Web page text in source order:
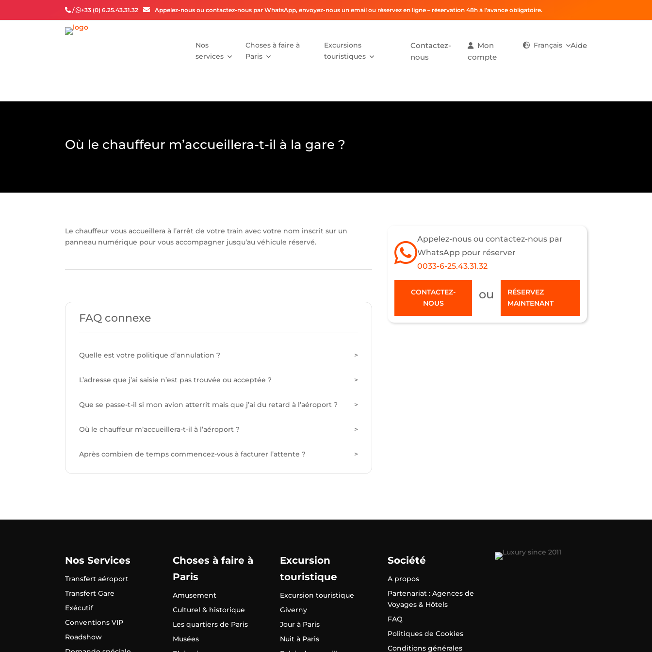
/ +33 (0) 6.25.43.31.32 Appelez-nous ou contactez-nous par WhatsApp, envoyez-nous un email ou réservez en ligne – réservation 48h à l’avance obligatoire.
Nos
services
Choses à faire à
Paris
Excursions
touristiques
Contactez-
nous
Mon
compte
Français Aide
Où le chauffeur m’accueillera-t-il à la gare ?
Le chauffeur vous accueillera à l’arrêt de votre train avec votre nom inscrit sur un
panneau numérique pour vous accompagner jusqu’au véhicule réservé.
FAQ connexe
Quelle est votre politique d’annulation ?
L’adresse que j’ai saisie n’est pas trouvée ou acceptée ?
Que se passe-t-il si mon avion atterrit mais que j’ai du retard à l’aéroport ?
Où le chauffeur m’accueillera-t-il à l’aéroport ?
Après combien de temps commencez-vous à facturer l’attente ?
Appelez-nous ou contactez-nous par
WhatsApp pour réserver
0033-6-25.43.31.32
RÉSERVEZ
MAINTENANT
ou
CONTACTEZ-
NOUS
Nos Services
Transfert aéroport
Transfert Gare
Exécutif
Conventions VIP
Roadshow
Choses à faire à
Paris
Amusement
Culturel & historique
Les quartiers de Paris
Musées
Excursion
touristique
Excursion touristique
Giverny
Jour à Paris
Nuit à Paris
Société
A propos
Partenariat : Agences de
Voyages & Hôtels
FAQ
Politiques de Cookies
Conditions générales